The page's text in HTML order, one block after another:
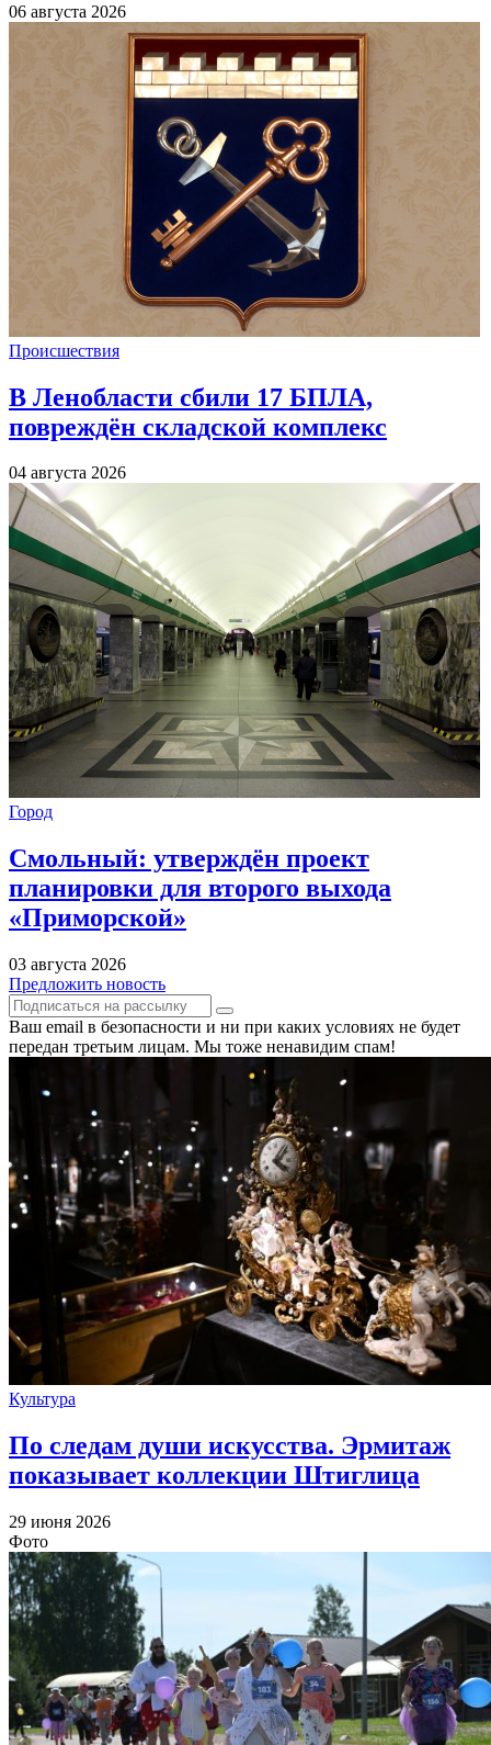
06 августа 2026
Происшествия
В Ленобласти сбили 17 БПЛА,
повреждён складской комплекс
04 августа 2026
Город
Смольный: утверждён проект
планировки для второго выхода
«Приморской»
03 августа 2026
Предложить новость
Ваш email в безопасности и ни при каких условиях не будет
передан третьим лицам. Мы тоже ненавидим спам!
Культура
По следам души искусства. Эрмитаж
показывает коллекции Штиглица
29 июня 2026
Фото